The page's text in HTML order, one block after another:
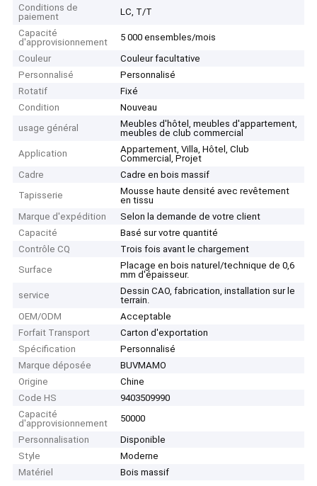
Conditions de
paiement
LC, T/T
Capacité
d'approvisionnement
5 000 ensembles/mois
Couleur
Couleur facultative
Personnalisé
Personnalisé
Rotatif
Fixé
Condition
Nouveau
usage général
Meubles d'hôtel, meubles d'appartement,
meubles de club commercial
Application
Appartement, Villa, Hôtel, Club
Commercial, Projet
Cadre
Cadre en bois massif
Tapisserie
Mousse haute densité avec revêtement
en tissu
Marque d'expédition
Selon la demande de votre client
Capacité
Basé sur votre quantité
Contrôle CQ
Trois fois avant le chargement
Surface
Placage en bois naturel/technique de 0,6
mm d'épaisseur.
service
Dessin CAO, fabrication, installation sur le
terrain.
OEM/ODM
Acceptable
Forfait Transport
Carton d'exportation
Spécification
Personnalisé
Marque déposée
BUVMAMO
Origine
Chine
Code HS
9403509990
Capacité
d'approvisionnement
50000
Personnalisation
Disponible
Style
Moderne
Matériel
Bois massif